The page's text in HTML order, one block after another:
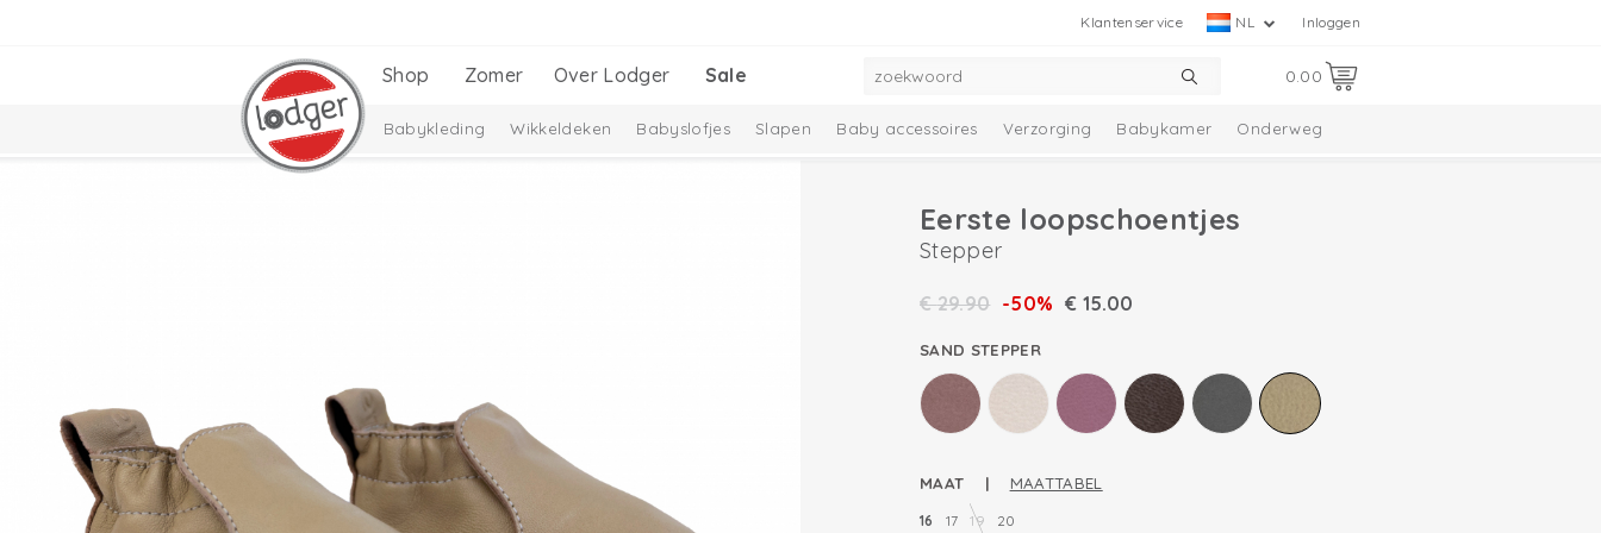
Inloggen
NL
Klantenservice
0.00
Shop Zomer Over Lodger Sale
Babykleding Wikkeldeken Babyslofjes Slapen Baby accessoires Verzorging Babykamer Onderweg
Eerste loopschoentjes
Stepper
€29.90 -50% € 15.00
SAND STEPPER
MAAT | MAATTABEL
16 17 19 20